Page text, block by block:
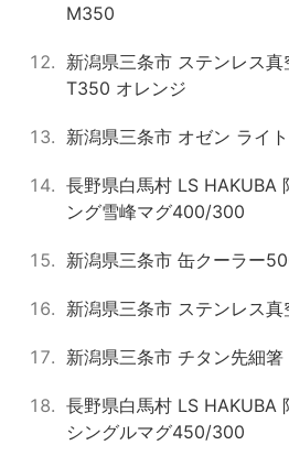
M350
新潟県三条市 ステンレス
T350 オレンジ
新潟県三条市 オゼン ライト
長野県白馬村 LS HAKUBA
ング雪峰マグ400/300
新潟県三条市 缶クーラー
新潟県三条市 ステンレス
新潟県三条市 チタン先細箸
長野県白馬村 LS HAKUBA
シングルマグ450/300